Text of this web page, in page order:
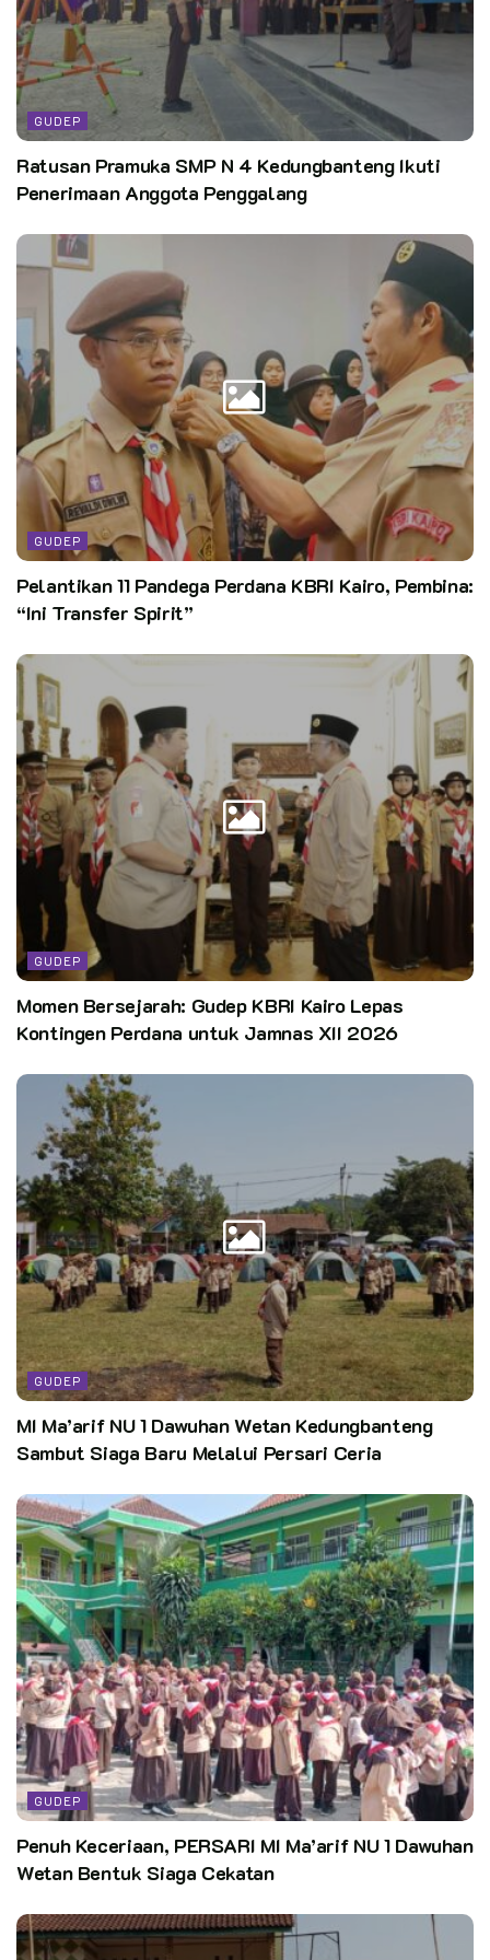
GUDEP
Ratusan Pramuka SMP N 4 Kedungbanteng Ikuti
Penerimaan Anggota Penggalang
GUDEP
Pelantikan 11 Pandega Perdana KBRI Kairo, Pembina:
“Ini Transfer Spirit”
GUDEP
Momen Bersejarah: Gudep KBRI Kairo Lepas
Kontingen Perdana untuk Jamnas XII 2026
GUDEP
MI Ma’arif NU 1 Dawuhan Wetan Kedungbanteng
Sambut Siaga Baru Melalui Persari Ceria
GUDEP
Penuh Keceriaan, PERSARI MI Ma’arif NU 1 Dawuhan
Wetan Bentuk Siaga Cekatan